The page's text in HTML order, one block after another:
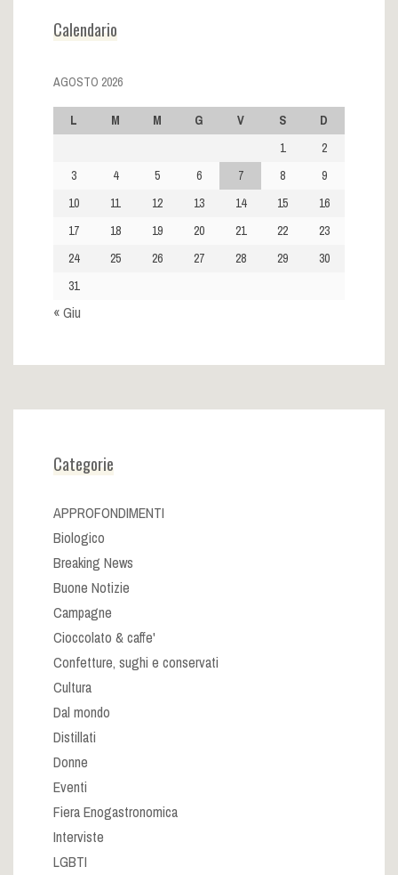
Calendario
AGOSTO 2026
L M M G V S
D
1
2
3
4 5 6 7 8
9
10
11 12 13 14 15
16
17
18 19 20 21 22
23
24
25 26 27 28 29
30
31
« Giu
Categorie
APPROFONDIMENTI
Biologico
Breaking News
Buone Notizie
Campagne
Cioccolato & caffe'
Confetture, sughi e conservati
Cultura
Dal mondo
Distillati
Donne
Eventi
Fiera Enogastronomica
Interviste
LGBTI